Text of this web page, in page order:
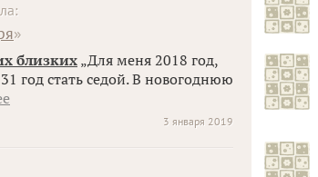
»
близких „Для меня 2018 год,
год стать седой. В новогоднюю
3 января 2019